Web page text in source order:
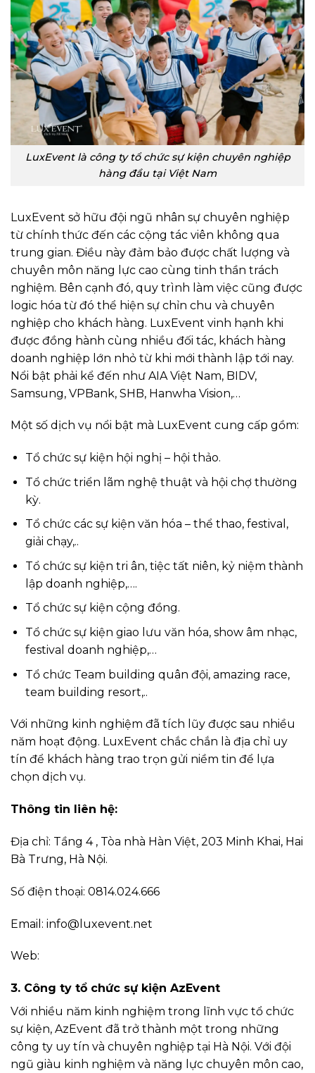
LuxEvent là công ty tổ chức sự kiện chuyên nghiệp
hàng đầu tại Việt Nam
LuxEvent sở hữu đội ngũ nhân sự chuyên nghiệp
từ chính thức đến các cộng tác viên không qua
trung gian. Điều này đảm bảo được chất lượng và
chuyên môn năng lực cao cùng tinh thần trách
nghiệm. Bên cạnh đó, quy trình làm việc cũng được
logic hóa từ đó thể hiện sự chỉn chu và chuyên
nghiệp cho khách hàng. LuxEvent vinh hạnh khi
được đồng hành cùng nhiều đối tác, khách hàng
doanh nghiệp lớn nhỏ từ khi mới thành lập tới nay.
Nổi bật phải kể đến như AIA Việt Nam, BIDV,
Samsung, VPBank, SHB, Hanwha Vision,…
Một số dịch vụ nổi bật mà LuxEvent cung cấp gồm:
Tổ chức sự kiện hội nghị – hội thảo.
Tổ chức triển lãm nghệ thuật và hội chợ thường
kỳ.
Tổ chức các sự kiện văn hóa – thể thao, festival,
giải chạy,..
Tổ chức sự kiện tri ân, tiệc tất niên, kỷ niệm thành
lập doanh nghiệp,….
Tổ chức sự kiện cộng đồng.
Tổ chức sự kiện giao lưu văn hóa, show âm nhạc,
festival doanh nghiệp,…
Tổ chức Team building quân đội, amazing race,
team building resort,..
Với những kinh nghiệm đã tích lũy được sau nhiều
năm hoạt động. LuxEvent chắc chắn là địa chỉ uy
tín để khách hàng trao trọn gửi niềm tin để lựa
chọn dịch vụ.
Thông tin liên hệ:
Địa chỉ: Tầng 4 , Tòa nhà Hàn Việt, 203 Minh Khai, Hai
Bà Trưng, Hà Nội.
Số điện thoại: 0814.024.666
Email: info@luxevent.net
Web:
3. Công ty tổ chức sự kiện AzEvent​
Với nhiều năm kinh nghiệm trong lĩnh vực tổ chức
sự kiện, AzEvent đã trở thành một trong những
công ty uy tín và chuyên nghiệp tại Hà Nội. Với đội
ngũ giàu kinh nghiệm và năng lực chuyên môn cao,